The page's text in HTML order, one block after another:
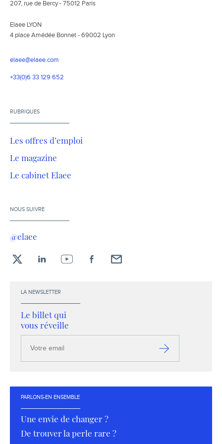
207, rue de Bercy - 75012 Paris
Elaee LYON
4 place Amédée Bonnet - 69002 Lyon
elaee@elaee.com
+33(0)6 33 129 652
RUBRIQUES
Les offres d’emploi
Le magazine
Le cabinet Elaee
NOUS SUIVRE
@elaee
LA NEWSLETTER
Le billet qui
vous réveille
email
S’inscrire
PARLONS-EN ENSEMBLE
Une envie de changer ?
De trouver la perle rare ?